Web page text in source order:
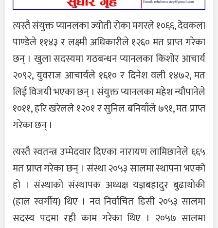
त्यस्तै संयुक्त प्यानलका ज्योती रोका मगरले १०६६, देवकला
पाण्डेले ११४३ र लक्ष्मी अधिकारीले १२६० मत प्राप्त गरेका
छन् । खुला सदस्यमा गठबन्धन प्यानलका किशोर आचार्य
२०९२, युवराज आचार्यले १६१० र दिनेश वली १४७२, मत
लिई विजयी भएका छन् । संयुक्त प्यानलका महेश न्यौपानेले
१०११, हरि खरेलले १२०१ र सुनिल बनियाँले ७९१, मत प्राप्त
गरेका छन् ।
त्यस्तै स्वतन्त्र उम्मेदवार दिएका नारायण लामिछानेले ६६५
मत प्राप्त गरेका छन् । संस्था २०५३ सालमा स्थापना भएको
हो । संस्थाको संस्थापक अध्यक्ष यज्ञबहादुर बुढाथोकी
(हाल स्वर्गीय) थिए । नव निर्वाचित डिसी २०५३ सालमा
सदस्य पदमा रही काम गरेका थिए । २०५७ सालमा